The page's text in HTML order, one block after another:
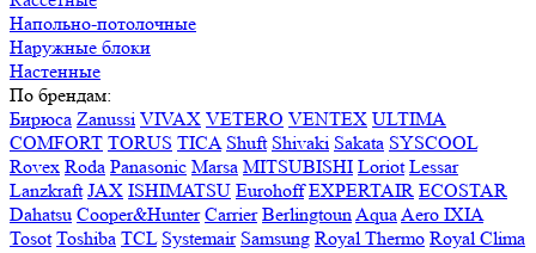
Напольно-потолочные
Наружные блоки
Настенные
По брендам:
Бирюса Zanussi VIVAX VETERO VENTEX ULTIMA
COMFORT TORUS TICA Shuft Shivaki Sakata SYSCOOL
Rovex Roda Panasonic Marsa MITSUBISHI Loriot Lessar
Lanzkraft JAX ISHIMATSU Eurohoff EXPERTAIR ECOSTAR
Dahatsu Cooper&Hunter Carrier BerlingtounAquaAero IXIA
Tosot Toshiba TCL Systemair Samsung Royal Thermo Royal Clima